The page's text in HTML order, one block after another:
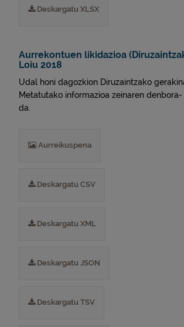
Deskargatu XLSX
Aurrekontuen likidazioa
Loiu 2018
Udal honi dagozkion Diruzaintzako
Metatutako informazioa zeinaren denbora-
da.
Aurreikuspena
Deskargatu CSV
Deskargatu XML
Deskargatu JSON
Deskargatu TSV